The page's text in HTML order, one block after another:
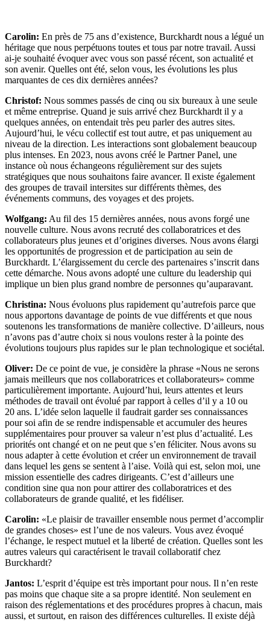
Carolin: En près de 75 ans d’existence, Burckhardt nous a légué un
héritage que nous perpétuons toutes et tous par notre travail. Aussi
ai-je souhaité évoquer avec vous son passé récent, son actualité et
son avenir. Quelles ont été, selon vous, les évolutions les plus
marquantes de ces dix dernières années?
Christof: Nous sommes passés de cinq ou six bureaux à une seule
et même entreprise. Quand je suis arrivé chez Burckhardt il y a
quelques années, on entendait très peu parler des autres sites.
Aujourd’hui, le vécu collectif est tout autre, et pas uniquement au
niveau de la direction. Les interactions sont globalement beaucoup
plus intenses. En 2023, nous avons créé le Partner Panel, une
instance où nous échangeons régulièrement sur des sujets
stratégiques que nous souhaitons faire avancer. Il existe également
des groupes de travail intersites sur différents thèmes, des
événements communs, des voyages et des projets.
Wolfgang: Au fil des 15 dernières années, nous avons forgé une
nouvelle culture. Nous avons recruté des collaboratrices et des
collaborateurs plus jeunes et d’origines diverses. Nous avons élargi
les opportunités de progression et de participation au sein de
Burckhardt. L’élargissement du cercle des partenaires s’inscrit dans
cette démarche. Nous avons adopté une culture du leadership qui
implique un bien plus grand nombre de personnes qu’auparavant.
Christina: Nous évoluons plus rapidement qu’autrefois parce que
nous apportons davantage de points de vue différents et que nous
soutenons les transformations de manière collective. D’ailleurs, nous
n’avons pas d’autre choix si nous voulons rester à la pointe des
évolutions toujours plus rapides sur le plan technologique et sociétal.
Oliver: De ce point de vue, je considère la phrase «Nous ne serons
jamais meilleurs que nos collaboratrices et collaborateurs» comme
particulièrement importante. Aujourd’hui, leurs attentes et leurs
méthodes de travail ont évolué par rapport à celles d’il y a 10 ou
20 ans. L’idée selon laquelle il faudrait garder ses connaissances
pour soi afin de se rendre indispensable et accumuler des heures
supplémentaires pour prouver sa valeur n’est plus d’actualité. Les
priorités ont changé et on ne peut que s’en féliciter. Nous avons su
nous adapter à cette évolution et créer un environnement de travail
dans lequel les gens se sentent à l’aise. Voilà qui est, selon moi, une
mission essentielle des cadres dirigeants. C’est d’ailleurs une
condition sine qua non pour attirer des collaboratrices et des
collaborateurs de grande qualité, et les fidéliser.
Carolin: «Le plaisir de travailler ensemble nous permet d’accomplir
de grandes choses» est l’une de nos valeurs. Vous avez évoqué
l’échange, le respect mutuel et la liberté de création. Quelles sont les
autres valeurs qui caractérisent le travail collaboratif chez
Burckhardt?
Jantos: L’esprit d’équipe est très important pour nous. Il n’en reste
pas moins que chaque site a sa propre identité. Non seulement en
raison des réglementations et des procédures propres à chacun, mais
aussi, et surtout, en raison des différences culturelles. Il existe déjà